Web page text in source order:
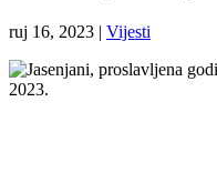
ruj 16, 2023 | Vijesti